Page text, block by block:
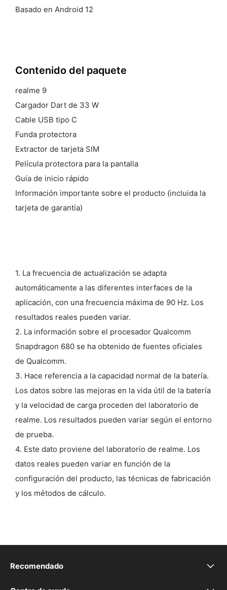
Basado en Android 12
Contenido del paquete
realme 9
Cargador Dart de 33 W
Cable USB tipo C
Funda protectora
Extractor de tarjeta SIM
Película protectora para la pantalla
Guía de inicio rápido
Información importante sobre el producto (incluida la
tarjeta de garantía)
1. La frecuencia de actualización se adapta
automáticamente a las diferentes interfaces de la
aplicación, con una frecuencia máxima de 90 Hz. Los
resultados reales pueden variar.
2. La información sobre el procesador Qualcomm
Snapdragon 680 se ha obtenido de fuentes oficiales
de Qualcomm.
3. Hace referencia a la capacidad normal de la batería.
Los datos sobre las mejoras en la vida útil de la batería
y la velocidad de carga proceden del laboratorio de
realme. Los resultados pueden variar según el entorno
de prueba.
4. Este dato proviene del laboratorio de realme. Los
datos reales pueden variar en función de la
configuración del producto, las técnicas de fabricación
y los métodos de cálculo.
Recomendado
realme 16 5G